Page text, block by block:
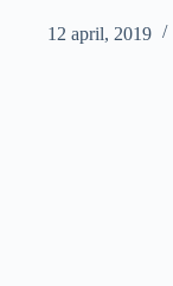
12 april, 2019